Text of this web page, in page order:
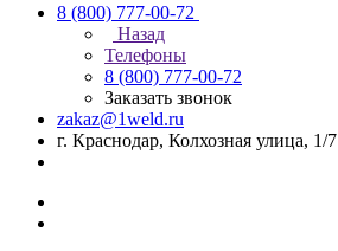
8 (800) 777-00-72
Назад
Телефоны
8 (800) 777-00-72
Заказать звонок
zakaz@1weld.ru
г. Краснодар, Колхозная улица, 1/7